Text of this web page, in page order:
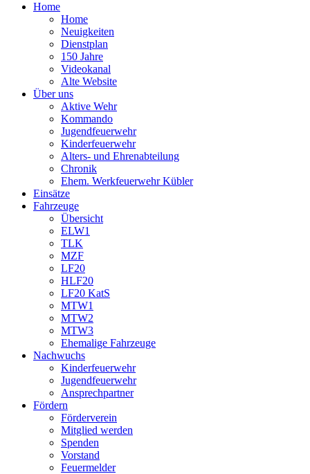
Home
Home
Neuigkeiten
Dienstplan
150 Jahre
Videokanal
Alte Website
Über uns
Aktive Wehr
Kommando
Jugendfeuerwehr
Kinderfeuerwehr
Alters- und Ehrenabteilung
Chronik
Ehem. Werkfeuerwehr Kübler
Einsätze
Fahrzeuge
Übersicht
ELW1
TLK
MZF
LF20
HLF20
LF20 KatS
MTW1
MTW2
MTW3
Ehemalige Fahrzeuge
Nachwuchs
Kinderfeuerwehr
Jugendfeuerwehr
Ansprechpartner
Fördern
Förderverein
Mitglied werden
Spenden
Vorstand
Feuermelder